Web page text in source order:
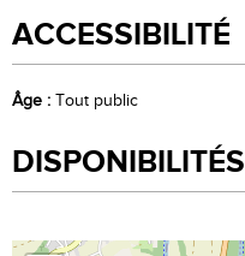
ACCESSIBILITÉ
Âge : Tout public
DISPONIBILITÉS